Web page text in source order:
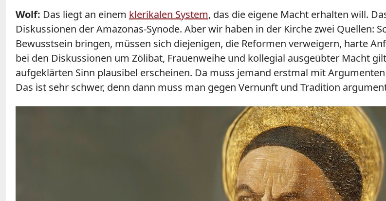
Wolf: Das liegt an einem klerikalen System, das die eigene Macht erhalten will.
Diskussionen der Amazonas-Synode. Aber wir haben in der Kirche zwei Quellen:
Bewusstsein bringen, müssen sich diejenigen, die Reformen verweigern, harte
bei den Diskussionen um Zölibat, Frauenweihe und kollegial ausgeübter Macht
aufgeklärten Sinn plausibel erscheinen. Da muss jemand erstmal mit
Das ist sehr schwer, denn dann muss man gegen Vernunft und Tradition